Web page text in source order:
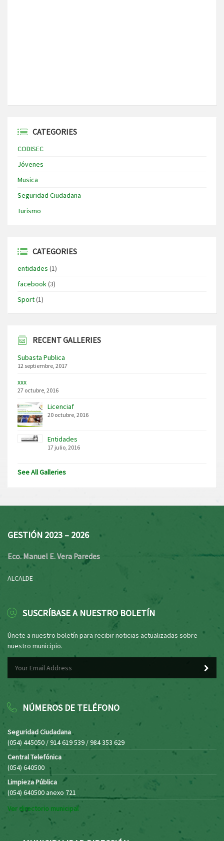
CATEGORIES
CODISEC
Jóvenes
Musica
Seguridad Ciudadana
Turismo
CATEGORIES
entidades (1)
facebook(3)
Sport(1)
RECENT GALLERIES
Subasta Publica
12 septiembre, 2017
xxx
27 octubre, 2016
Licenciaf
20 octubre, 2016
Entidades
17 julio, 2016
See All Galleries
GESTIÓN 2023 – 2026
Eco. Manuel E. Vera Paredes
ALCALDE
SUSCRÍBASE A NUESTRO BOLETÍN
Únete a nuestro boletín para recibir noticias actualizadas sobre
nuestro municipio.
NÚMEROS DE TELÉFONO
Seguridad Ciudadana
(054) 445050 / 914 619 539 / 984 353 629
Central Telefónica
(054) 640500
Limpieza Pública
(054) 640500 anexo 721
Ver directorio municipal